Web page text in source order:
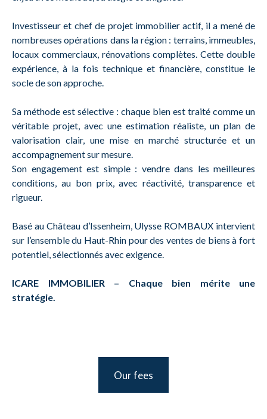
Investisseur et chef de projet immobilier actif, il a mené de
nombreuses opérations dans la région : terrains, immeubles,
locaux commerciaux, rénovations complètes. Cette double
expérience, à la fois technique et financière, constitue le
socle de son approche.
Sa méthode est sélective : chaque bien est traité comme un
véritable projet, avec une estimation réaliste, un plan de
valorisation clair, une mise en marché structurée et un
accompagnement sur mesure.
Son engagement est simple : vendre dans les meilleures
conditions, au bon prix, avec réactivité, transparence et
rigueur.
Basé au Château d’Issenheim, Ulysse ROMBAUX intervient
sur l’ensemble du Haut-Rhin pour des ventes de biens à fort
potentiel, sélectionnés avec exigence.
ICARE IMMOBILIER – Chaque bien mérite une
stratégie.
Our fees